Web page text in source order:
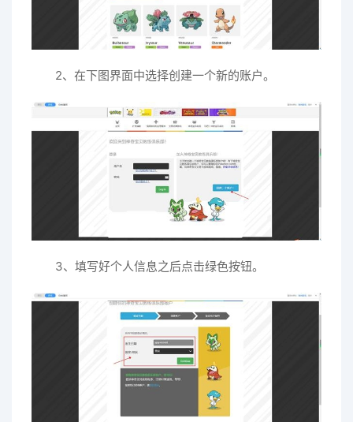
2、在下图界面中选择创建一个新的账户。
3、填写好个人信息之后点击绿色按钮。